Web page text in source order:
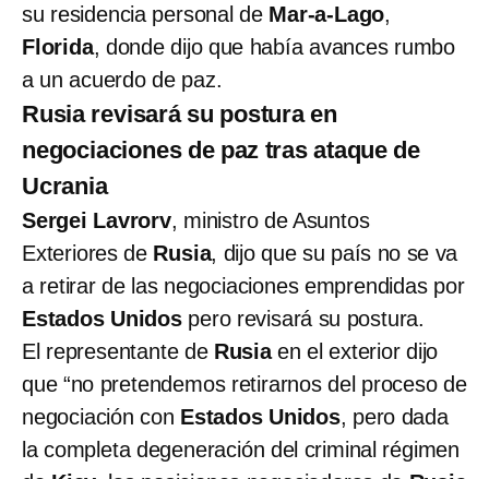
su residencia personal de Mar-a-Lago,
Florida, donde dijo que había avances rumbo
a un acuerdo de paz.
Rusia revisará su postura en
negociaciones de paz tras ataque de
Ucrania
Sergei Lavrorv, ministro de Asuntos
Exteriores de Rusia, dijo que su país no se va
a retirar de las negociaciones emprendidas por
Estados Unidospero revisará su postura.
El representante de Rusiaen el exterior dijo
que “no pretendemos retirarnos del proceso de
negociación con Estados Unidos, pero dada
la completa degeneración del criminal régimen